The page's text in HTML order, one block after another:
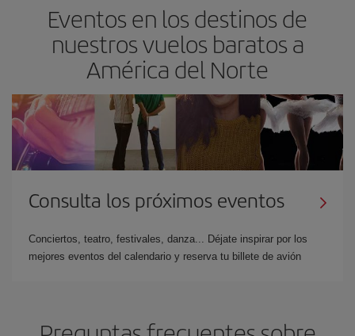
Eventos en los destinos de
nuestros vuelos baratos a
América del Norte
Consulta los próximos eventos
Conciertos, teatro, festivales, danza... Déjate inspirar por los
mejores eventos del calendario y reserva tu billete de avión